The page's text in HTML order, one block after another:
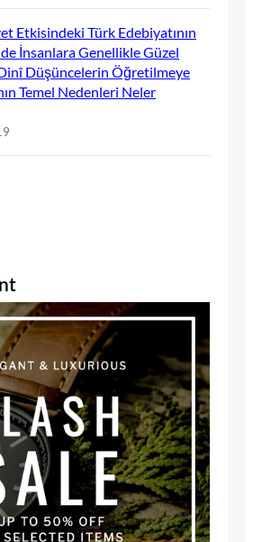
Etkisindeki Türk Edebiyatının
İnsanlara Genellikle Güzel
Düşüncelerin Öğretilmeye
Temel Nedenleri Neler